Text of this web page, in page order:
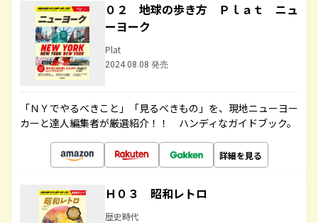
０２ 地球の歩き方 Ｐｌａｔ ニュ
ーヨーク
Plat
2024.08.08 発売
「ＮＹでやるべきこと」「見るべきもの」を、現地ニューヨー
カーと達人編集者が厳選紹介！！ ハンディなガイドブック。
詳細を見る
Ｈ０３ 昭和レトロ
歴史時代